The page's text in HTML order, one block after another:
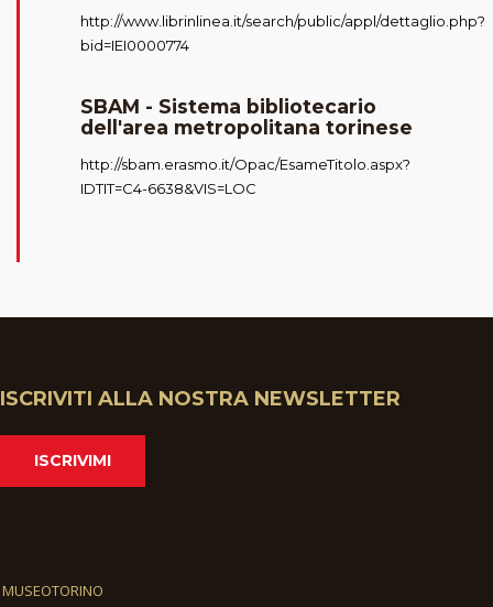
http://www.librinlinea.it/search/public/appl/dettaglio.php?
bid=IEI0000774
SBAM - Sistema bibliotecario
dell'area metropolitana torinese
http://sbam.erasmo.it/Opac/EsameTitolo.aspx?
IDTIT=C4-6638&VIS=LOC
ISCRIVITI ALLA NOSTRA NEWSLETTER
ISCRIVIMI
MUSEOTORINO